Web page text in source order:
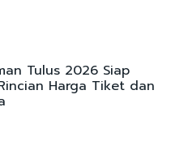
Tulus 2026 Siap
Harga Tiket dan